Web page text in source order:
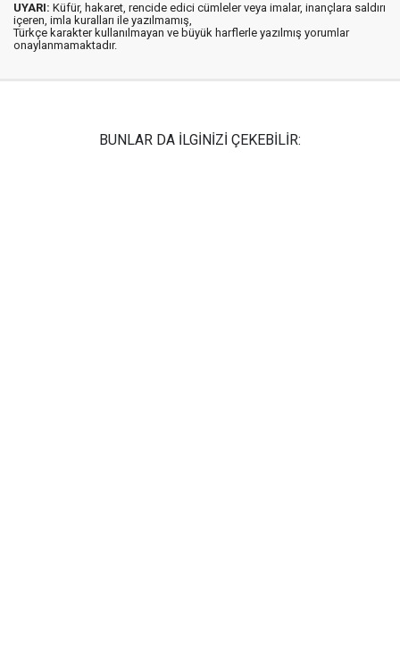
UYARI: Küfür, hakaret, rencide edici cümleler veya imalar, inançlara saldırı
içeren, imla kuralları ile yazılmamış,
Türkçe karakter kullanılmayan ve büyük harflerle yazılmış yorumlar
onaylanmamaktadır.
BUNLAR DA İLGİNİZİ ÇEKEBİLİR: